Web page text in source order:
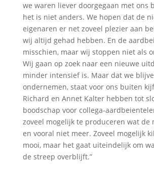
we waren liever doorgegaan met ons
het is niet anders. We hopen dat de
eigenaren er net zoveel plezier aan
wij altijd gehad hebben. En de
misschien, maar wij stoppen niet als
Wij gaan op zoek naar een nieuwe
minder intensief is. Maar dat we
ondernemen, staat voor ons buiten
Richard en Annet Kalter hebben tot
boodschap voor collega-
zoveel mogelijk te produceren wat de
en vooral niet meer. Zoveel mogelijk
mooi, maar het gaat uiteindelijk om
de streep overblijft.”